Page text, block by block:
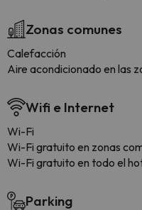
Zonas comunes
Calefacción
Aire acondicionado en las
Wifi e Internet
Wi-Fi
Wi-Fi gratuito en zonas
Wi-Fi gratuito en todo el
Parking